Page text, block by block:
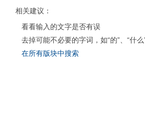
相关建议：
看看输入的文字是否有误
去掉可能不必要的字词，如“的”、“什么
在所有版块中搜索